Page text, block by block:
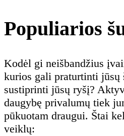
Populiarios
Kodėl gi neišbandžius
kurios gali praturtinti jūsų
sustiprinti jūsų ryšį?
daugybę privalumų tiek
pūkuotam draugui. Štai
veiklų: